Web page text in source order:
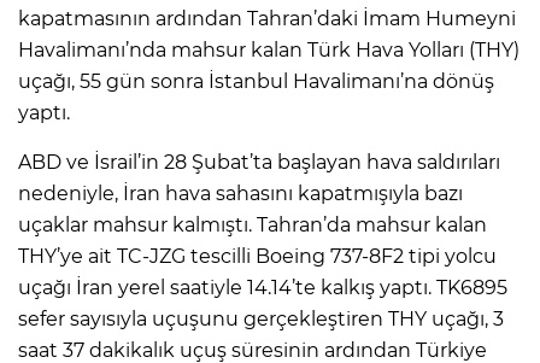
kapatmasının ardından Tahran’daki İmam Humeyni
Havalimanı’nda mahsur kalan Türk Hava Yolları (THY)
uçağı, 55 gün sonra İstanbul Havalimanı’na dönüş
yaptı.
ABD ve İsrail’in 28 Şubat’ta başlayan hava saldırıları
nedeniyle, İran hava sahasını kapatmışıyla bazı
uçaklar mahsur kalmıştı. Tahran’da mahsur kalan
THY’ye ait TC-JZG tescilli Boeing 737-8F2 tipi yolcu
uçağı İran yerel saatiyle 14.14’te kalkış yaptı. TK6895
sefer sayısıyla uçuşunu gerçekleştiren THY uçağı, 3
saat 37 dakikalık uçuş süresinin ardından Türkiye